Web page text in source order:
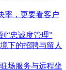
率，更要看客户
“忠诚度管理”
下的招聘与留人
场服务与远程坐